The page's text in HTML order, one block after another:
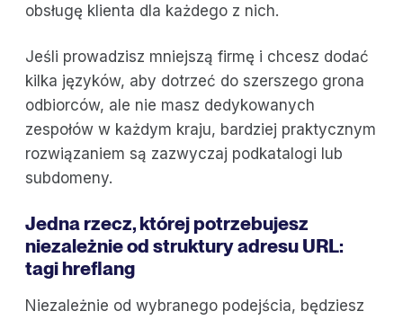
obsługę klienta dla każdego z nich.
Jeśli prowadzisz mniejszą firmę i chcesz dodać
kilka języków, aby dotrzeć do szerszego grona
odbiorców, ale nie masz dedykowanych
zespołów w każdym kraju, bardziej praktycznym
rozwiązaniem są zazwyczaj podkatalogi lub
subdomeny.
Jedna rzecz, której potrzebujesz
niezależnie od struktury adresu URL:
tagi hreflang
Niezależnie od wybranego podejścia, będziesz